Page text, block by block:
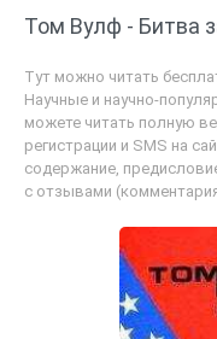
Том Вулф - Битва
Тут можно читать
Научные и научно-
можете читать полную
регистрации и SMS на
содержание,
с отзывами